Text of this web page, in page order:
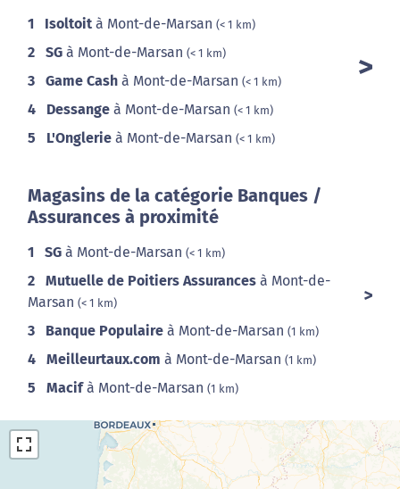
1 Isoltoit à Mont-de-Marsan (< 1 km)
2 SG à Mont-de-Marsan (< 1 km)
3 Game Cash à Mont-de-Marsan (< 1 km)
4 Dessange à Mont-de-Marsan (< 1 km)
5 L'Onglerie à Mont-de-Marsan (< 1 km)
Magasins de la catégorie Banques /
Assurances à proximité
1 SG à Mont-de-Marsan (< 1 km)
2 Mutuelle de Poitiers Assurances à Mont-de-
Marsan (< 1 km)
3 Banque Populaire à Mont-de-Marsan (1 km)
4 Meilleurtaux.com à Mont-de-Marsan (1 km)
5 Macifà Mont-de-Marsan (1 km)